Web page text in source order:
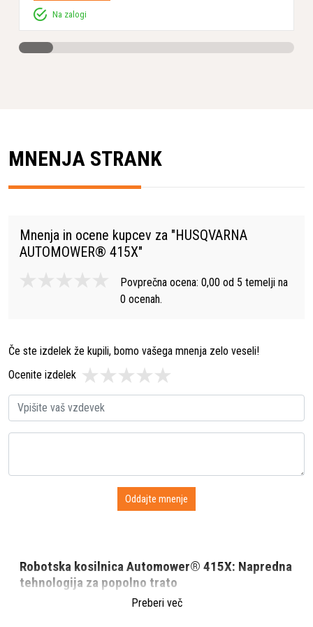
Na zalogi
MNENJA STRANK
Mnenja in ocene kupcev za "HUSQVARNA
AUTOMOWER® 415X"
Povprečna ocena: 0,00 od 5 temelji na
0 ocenah.
Če ste izdelek že kupili, bomo vašega mnenja zelo veseli!
Ocenite izdelek
Robotska kosilnica Automower® 415X: Napredna
tehnologija za popolno trato
Husqvarna Automower® 415Xje del prestižne serije X-line,
Preberi več